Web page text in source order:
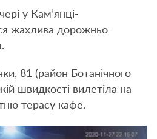
у Кам’янці-
жахлива дорожньо-
81 (район Ботанічного
швидкості вилетіла на
терасу кафе.